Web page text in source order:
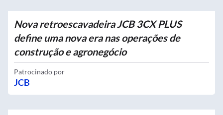
Nova retroescavadeira JCB 3CX PLUS
define uma nova era nas operações de
construção e agronegócio
Patrocinado por
JCB